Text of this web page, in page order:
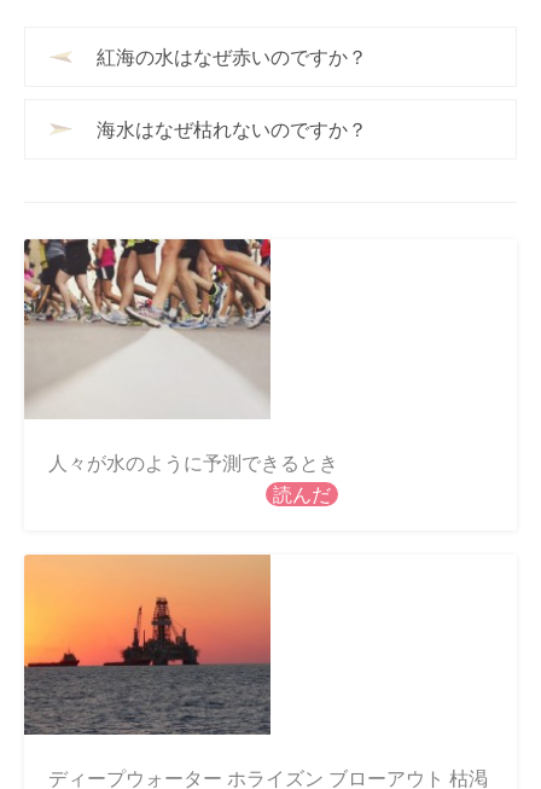
紅海の水はなぜ赤いのですか？
海水はなぜ枯れないのですか？
人々が水のように予測できるとき
読んだ
ディープウォーター ホライズン ブローアウト 枯渇